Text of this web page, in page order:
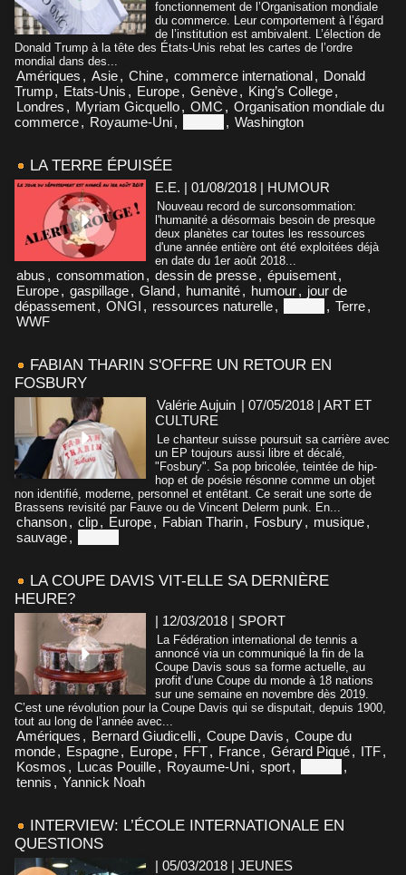
fonctionnement de l’Organisation mondiale
du commerce. Leur comportement à l’égard
de l’institution est ambivalent. L’élection de
Donald Trump à la tête des États-Unis rebat les cartes de l’ordre
mondial dans des...
Amériques , Asie, Chine, commerce international, Donald
Trump, Etats-Unis , Europe, Genève, King’s College,
Londres , Myriam Gicquello, OMC , Organisation mondiale du
commerce, Royaume-Uni, , Washington
LA TERRE ÉPUISÉE
E.E. | 01/08/2018 | HUMOUR
Nouveau record de surconsommation:
l'humanité a désormais besoin de presque
deux planètes car toutes les ressources
d'une année entière ont été exploitées déjà
en date du 1er août 2018...
abus , consommation, dessin de presse, épuisement,
Europe, gaspillage, Gland, humanité, humour, jour de
dépassement, ONGI , ressources naturelle, , Terre,
WWF
FABIAN THARIN S'OFFRE UN RETOUR EN
FOSBURY
Valérie Aujuin | 07/05/2018 | ART ET
CULTURE
Le chanteur suisse poursuit sa carrière avec
un EP toujours aussi libre et décalé,
"Fosbury". Sa pop bricolée, teintée de hip-
hop et de poésie résonne comme un objet
non identifié, moderne, personnel et entêtant. Ce serait une sorte de
Brassens revisité par Fauve ou de Vincent Delerm punk. En...
chanson, clip, Europe, Fabian Tharin, Fosbury, musique,
sauvage,
LA COUPE DAVIS VIT-ELLE SA DERNIÈRE
HEURE?
| 12/03/2018 | SPORT
La Fédération international de tennis a
annoncé via un communiqué la fin de la
Coupe Davis sous sa forme actuelle, au
profit d’une Coupe du monde à 18 nations
sur une semaine en novembre dès 2019.
C’est une révolution pour la Coupe Davis qui se disputait, depuis 1900,
tout au long de l’année avec...
Amériques , Bernard Giudicelli, Coupe Davis , Coupe du
monde, Espagne, Europe, FFT, France, Gérard Piqué, ITF,
Kosmos , Lucas Pouille, Royaume-Uni, sport,
,
tennis , Yannick Noah
INTERVIEW: L’ÉCOLE INTERNATIONALE EN
QUESTIONS
| 05/03/2018 | JEUNES